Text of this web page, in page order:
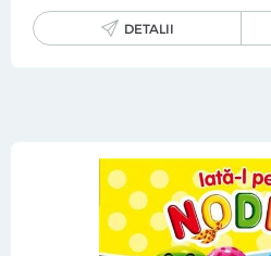
DETALII